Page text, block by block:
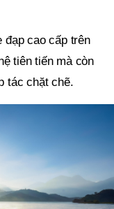
cao cấp trên
tiên tiến mà còn
tác chặt chẽ.